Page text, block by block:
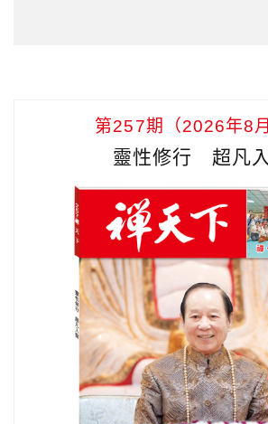
第257期（2026年8月
靈性修行 超凡